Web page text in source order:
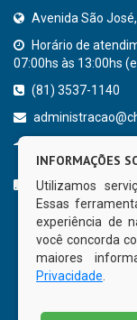
Avenida São
Horário de
07:00hs às 13:00hs
(81) 3537-1140
CURTA
INFORMAÇÕES
Utilizamos
Essas
experiência de
você concorda
maiores
Privacidade